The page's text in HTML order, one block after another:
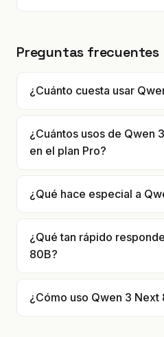
Preguntas frecuentes
¿Cuánto cuesta usar
¿Cuántos usos de Qwen
en el plan Pro?
¿Qué hace especial a
¿Qué tan rápido
80B?
¿Cómo uso Qwen 3 Next